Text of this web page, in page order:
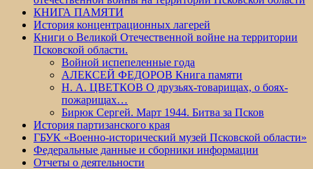
КНИГА ПАМЯТИ
История концентрационных лагерей
Книги о Великой Отечественной войне на территории
Псковской области.
Войной испепеленные года
АЛЕКСЕЙ ФЕДОРОВ Книга памяти
Н. А. ЦВЕТКОВ О друзьях-товарищах, о боях-
пожарищах…
Бирюк Сергей. Март 1944. Битва за Псков
История партизанского края
ГБУК «Военно-исторический музей Псковской области»
Федеральные данные и сборники информации
Отчеты о деятельности